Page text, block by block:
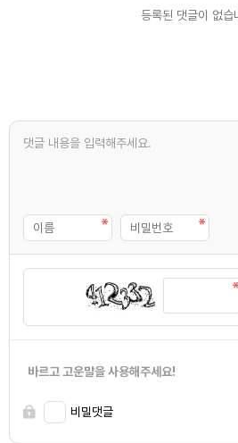
등록된 댓글이 없습
바르고 고운말을 사용해주세요!
비밀댓글